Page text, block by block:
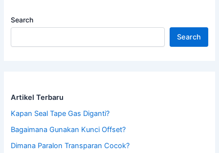
Search
Search
Artikel Terbaru
Kapan Seal Tape Gas Diganti?
Bagaimana Gunakan Kunci Offset?
Dimana Paralon Transparan Cocok?